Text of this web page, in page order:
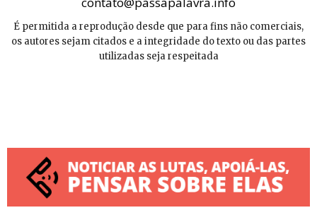
É permitida a reprodução desde que para fins não comerciais,
os autores sejam citados e a integridade do texto ou das partes
utilizadas seja respeitada